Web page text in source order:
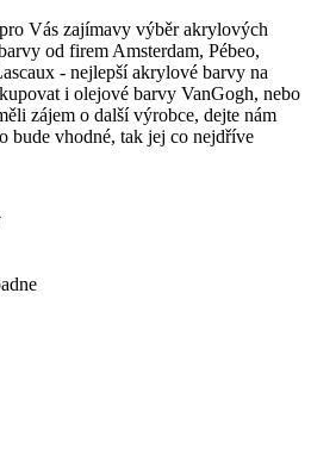
Vás zajímavy výběr akrylových
od firem Amsterdam, Pébeo,
- nejlepší akrylové barvy na
i olejové barvy VanGogh, nebo
zájem o další výrobce, dejte nám
bude vhodné, tak jej co nejdříve